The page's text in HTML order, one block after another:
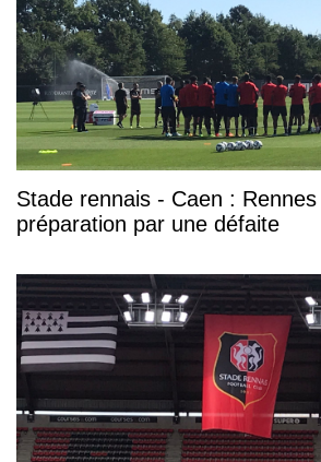
Stade rennais - Caen :
préparation par une défaite